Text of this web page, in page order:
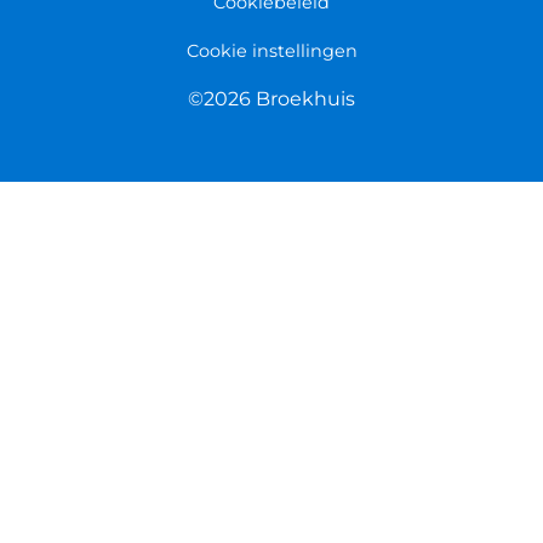
Cookie instellingen
©2026 Broekhuis